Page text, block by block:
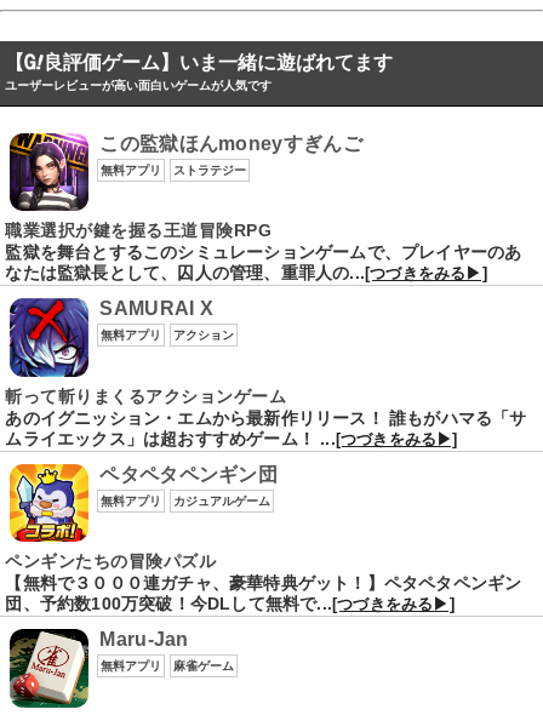
【 良評価ゲーム】いま一緒に遊ばれてます
ユーザーレビューが高い面白いゲームが人気です
この監獄ほんmoneyすぎんご
無料アプリ ストラテジー
職業選択が鍵を握る王道冒険RPG
監獄を舞台とするこのシミュレーションゲームで、プレイヤーのあ
なたは監獄長として、囚人の管理、重罪人の...[つづきをみる▶]
SAMURAI X
無料アプリ アクション
斬って斬りまくるアクションゲーム
あのイグニッション・エムから最新作リリース！ 誰もがハマる「サ
ムライエックス」は超おすすめゲーム！ ...[つづきをみる▶]
ペタペタペンギン団
無料アプリ カジュアルゲーム
ペンギンたちの冒険パズル
【無料で３０００連ガチャ、豪華特典ゲット！】ペタペタペンギン
団、予約数100万突破！今DLして無料で...[つづきをみる▶]
Maru-Jan
無料アプリ 麻雀ゲーム